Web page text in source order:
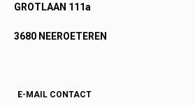
GROTLAAN 111a
3680 NEEROETEREN
E-MAIL CONTACT